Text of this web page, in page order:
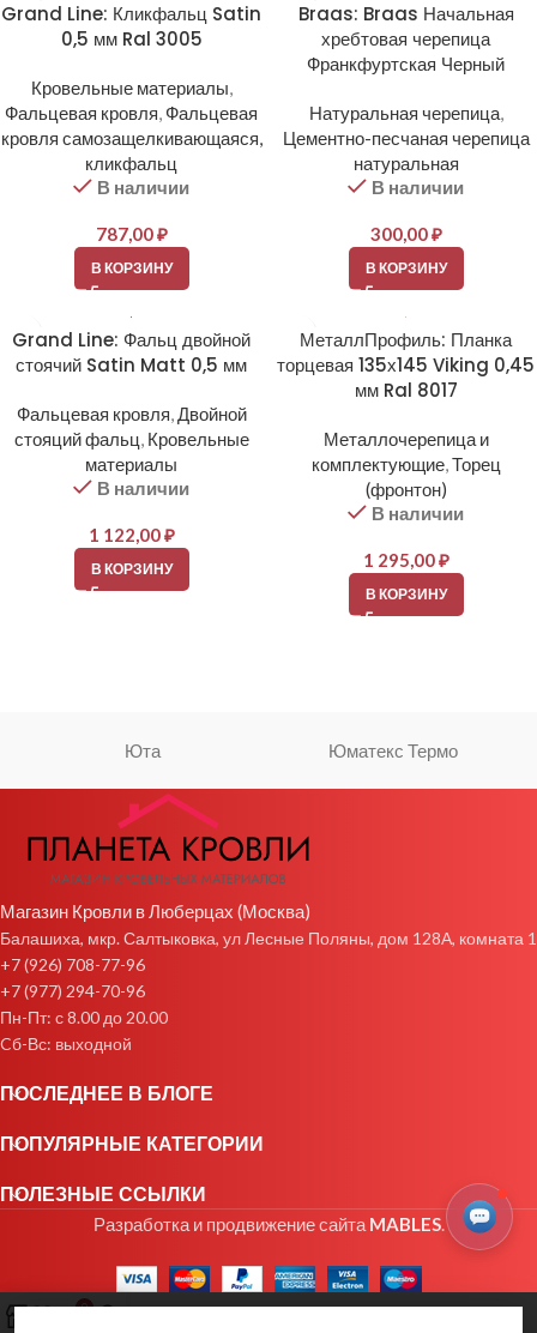
Grand Line: Кликфальц Satin
0,5 мм Ral 3005
Кровельные материалы,
Фальцевая кровля, Фальцевая
кровля самозащелкивающаяся,
кликфальц
В наличии
787,00₽
В КОРЗИНУ
Braas: Braas Начальная
хребтовая черепица
Франкфуртская Черный
Натуральная черепица,
Цементно-песчаная черепица
натуральная
В наличии
300,00₽
В КОРЗИНУ
Grand Line: Фальц двойной
стоячий Satin Matt 0,5 мм
Фальцевая кровля,Двойной
стояций фальц, Кровельные
материалы
В наличии
1 122,00₽
В КОРЗИНУ
МеталлПрофиль: Планка
торцевая 135х145 Viking 0,45
мм Ral 8017
Металлочерепица и
комплектующие,Торец
(фронтон)
В наличии
1 295,00₽
В КОРЗИНУ
Юта Юматекс Термо
Магазин Кровли в Люберцах (Москва)
Балашиха, мкр. Салтыковка, ул Лесные Поляны, дом 128А, комната 1
+7 (926) 708-77-96
+7 (977) 294-70-96
Пн-Пт: с 8.00 до 20.00
Cб-Вс: выходной
ПОСЛЕДНЕЕ В БЛОГЕ
ПОПУЛЯРНЫЕ КАТЕГОРИИ
ПОЛЕЗНЫЕ ССЫЛКИ
Разработка и продвижение сайтаMABLES.
0